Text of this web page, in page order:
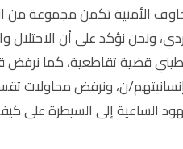
الأمنية تكمن مجموعة من
ونحن نؤكد على أن
قضية تقاطعية، كما
ن، ونرفض محاولات
الساعية إلى السيطرة على